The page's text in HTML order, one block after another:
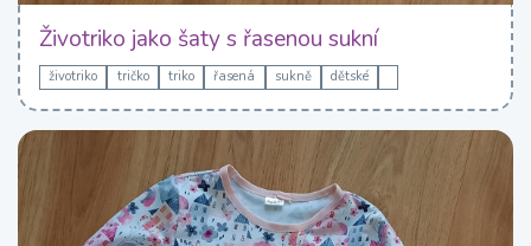
Životriko jako šaty s řasenou sukní
životriko tričko triko řasená sukně dětské